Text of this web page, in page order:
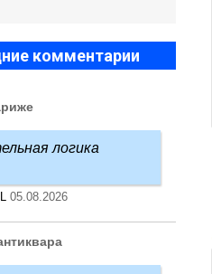
комментарии
логика
L 05.08.2026